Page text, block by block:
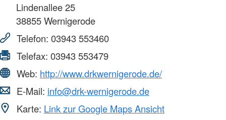
Lindenallee 25
38855Wernigerode
Telefon: 03943 553460
Telefax: 03943 553479
Web: http://www.drkwernigerode.de/
E-Mail: info@drk-wernigerode.de
Karte: Link zur Google Maps Ansicht